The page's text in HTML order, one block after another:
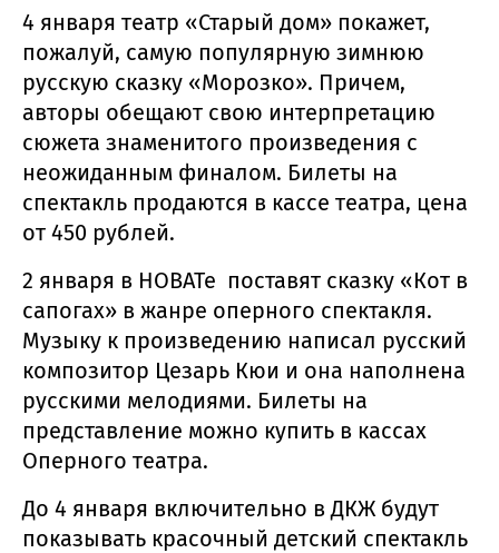
4 января театр «Старый дом» покажет,
пожалуй, самую популярную зимнюю
русскую сказку «Морозко». Причем,
авторы обещают свою интерпретацию
сюжета знаменитого произведения с
неожиданным финалом. Билеты на
спектакль продаются в кассе театра, цена
от 450 рублей.
2 января в НОВАТе поставят сказку «Кот в
сапогах» в жанре оперного спектакля.
Музыку к произведению написал русский
композитор Цезарь Кюи и она наполнена
русскими мелодиями. Билеты на
представление можно купить в кассах
Оперного театра.
До 4 января включительно в ДКЖ будут
показывать красочный детский спектакль